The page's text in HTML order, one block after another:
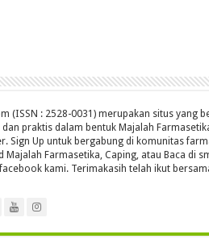
(ISSN : 2528-0031) merupakan situs yang
praktis dalam bentuk Majalah
Sign Up untuk bergabung di komunitas
Majalah Farmasetika, Caping, atau Baca di
kami. Terimakasih telah ikut